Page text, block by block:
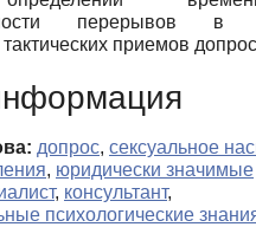
перерывов в
приемов
допрос, сексуальное
, юридически значимые
, консультант,
психологические